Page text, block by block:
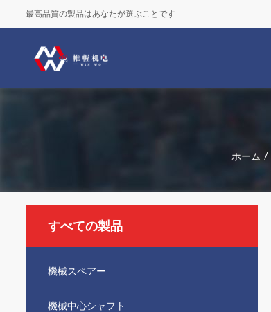
最高品質の製品はあなたが選ぶことです
ホーム /
すべての製品
機械スペアー
機械中心シャフト